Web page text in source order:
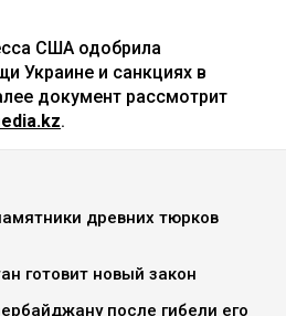
США одобрила
Украине и санкциях в
документ рассмотрит
.
древних тюрков
готовит новый закон
после гибели его